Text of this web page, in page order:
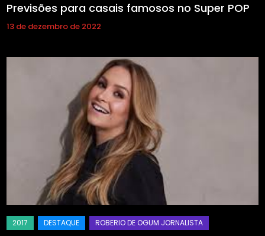
Previsões para casais famosos no Super POP
13 de dezembro de 2022